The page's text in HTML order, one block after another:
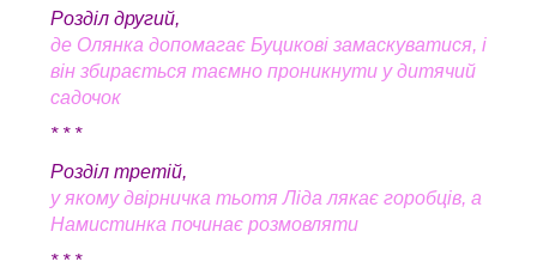
Розділ другий,
де Олянка допомагає Буцикові замаскуватися, і
він збирається таємно проникнути у дитячий
садочок
* * *
Розділ третій,
у якому двірничка тьотя Ліда лякає горобців, а
Намистинка починає розмовляти
* * *